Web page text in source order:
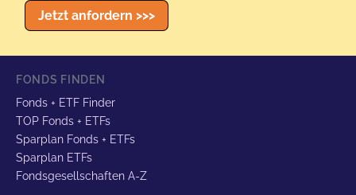
Jetzt anfordern >>>
FONDS FINDEN
Fonds + ETF Finder
TOP Fonds + ETFs
Sparplan Fonds + ETFs
Sparplan ETFs
Fondsgesellschaften A-Z